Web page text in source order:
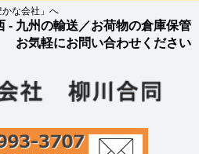
な会社」へ
- 九州の輸送／お荷物の倉庫保管
お気軽にお問い合わせください